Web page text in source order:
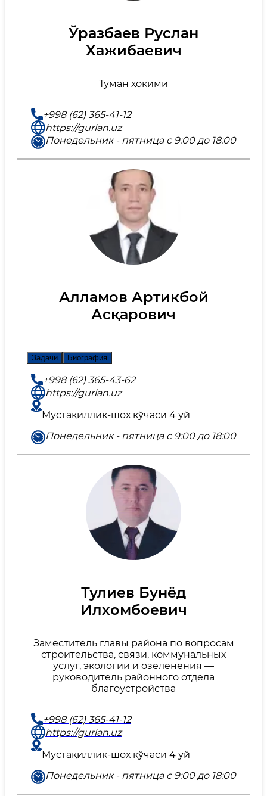
Ўразбаев Руслан
Хажибаевич
Туман ҳокими
+998 (62) 365-41-12
https://gurlan.uz
Понедельник - пятница с 9:00 до 18:00
Алламов Артикбой
Асқарович
Задачи Биография
+998 (62) 365-43-62
https://gurlan.uz
Мустақиллик-шох кўчаси 4 уй
Понедельник - пятница с 9:00 до 18:00
Тулиев Бунёд
Илхомбоевич
Заместитель главы района по вопросам
строительства, связи, коммунальных
услуг, экологии и озеленения —
руководитель районного отдела
благоустройства
+998 (62) 365-41-12
https://gurlan.uz
Мустақиллик-шох кўчаси 4 уй
Понедельник - пятница с 9:00 до 18:00